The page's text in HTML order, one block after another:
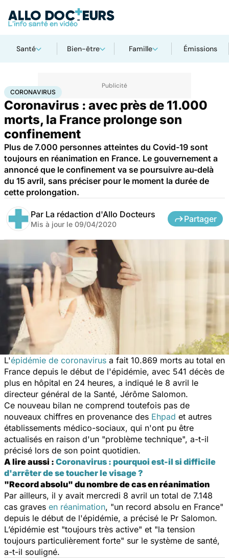
Santé Bien-être Famille Émissions
AccueilSantéMaladies Coronavirus
CORONAVIRUS
Coronavirus : avec près de 11.000
morts, la France prolonge son
confinement
Plus de 7.000 personnes atteintes du Covid-19 sont
toujours en réanimation en France. Le gouvernement a
annoncé que le confinement va se poursuivre au-delà
du 15 avril, sans préciser pour le moment la durée de
cette prolongation.
Par La rédaction d'Allo Docteurs
Mis à jour le 09/04/2020
Partager
L'épidémie de coronavirus a fait 10.869 morts au total en
France depuis le début de l'épidémie, avec 541 décès de
plus en hôpital en 24 heures, a indiqué le 8 avril le
directeur général de la Santé, Jérôme Salomon.
Ce nouveau bilan ne comprend toutefois pas de
nouveaux chiffres en provenance des Ehpad et autres
établissements médico-sociaux, qui n'ont pu être
actualisés en raison d'un "problème technique", a-t-il
précisé lors de son point quotidien.
A lire aussi : Coronavirus : pourquoi est-il si difficile
d'arrêter de se toucher le visage ?
"Record absolu" du nombre de cas en réanimation
Par ailleurs, il y avait mercredi 8 avril un total de 7.148
cas graves en réanimation, "un record absolu en France"
depuis le début de l'épidémie, a précisé le Pr Salomon.
L’épidémie est "toujours très active" et "la tension
toujours particulièrement forte" sur le système de santé,
a-t-il souligné.